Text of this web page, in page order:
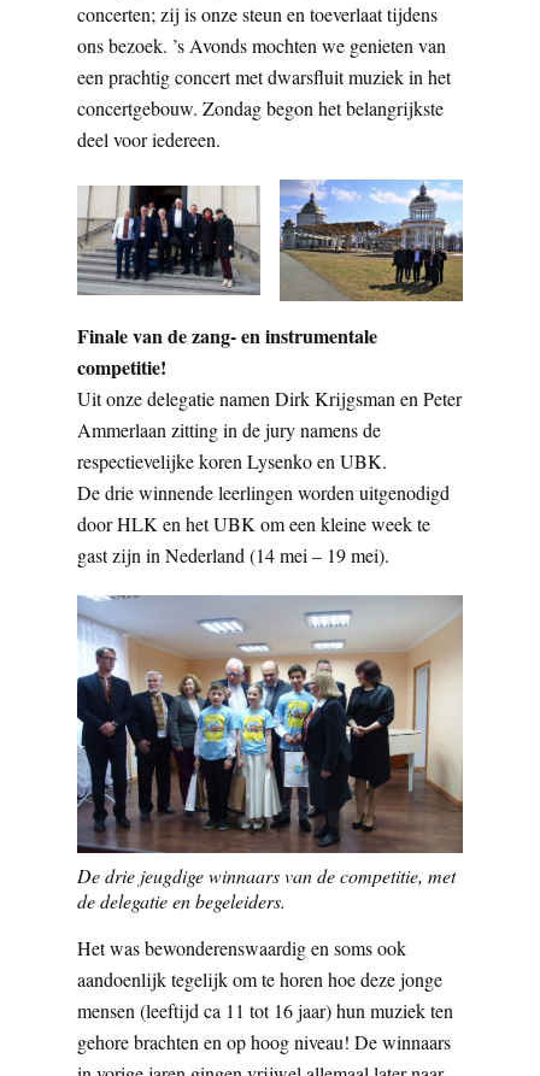
concerten; zij is onze steun en toeverlaat tijdens
ons bezoek. ’s Avonds mochten we genieten van
een prachtig concert met dwarsfluit muziek in het
concertgebouw. Zondag begon het belangrijkste
deel voor iedereen.
Finale van de zang- en instrumentale
competitie!
Uit onze delegatie namen Dirk Krijgsman en Peter
Ammerlaan zitting in de jury namens de
respectievelijke koren Lysenko en UBK.
De drie winnende leerlingen worden uitgenodigd
door HLK en het UBK om een kleine week te
gast zijn in Nederland (14 mei – 19 mei).
De drie jeugdige winnaars van de competitie, met
de delegatie en begeleiders.
Het was bewonderenswaardig en soms ook
aandoenlijk tegelijk om te horen hoe deze jonge
mensen (leeftijd ca 11 tot 16 jaar) hun muziek ten
gehore brachten en op hoog niveau! De winnaars